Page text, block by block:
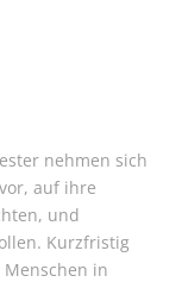
nehmen sich
auf ihre
und
Kurzfristig
in